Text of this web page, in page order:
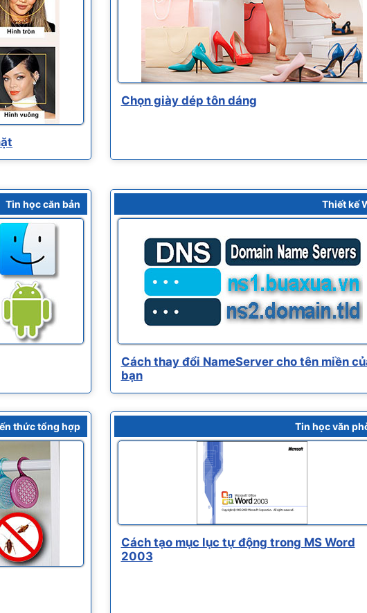
Chọn giày dép tôn dáng
Tin học căn bản Thiết kế
Cách thay đổi NameServer cho tên miền
bạn
thức tổng hợp Tin học văn
Cách tạo mục lục tự động trong MS Word
2003